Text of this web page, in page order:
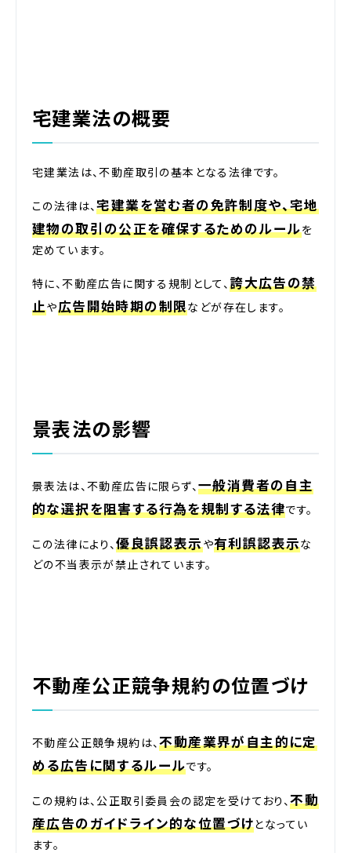
宅建業法の概要
宅建業法は、不動産取引の基本となる法律です。
この法律は、宅建業を営む者の免許制度や、宅地
建物の取引の公正を確保するためのルールを
定めています。
特に、不動産広告に関する規制として、誇大広告の禁
止や広告開始時期の制限などが存在します。
景表法の影響
景表法は、不動産広告に限らず、 一般消費者の自主
的な選択を阻害する行為を規制する法律です。
この法律により、優良誤認表示や有利誤認表示な
どの不当表示が禁止されています。
不動産公正競争規約の位置づけ
不動産公正競争規約は、不動産業界が自主的に定
める広告に関するルールです。
この規約は、公正取引委員会の認定を受けており、不動
産広告のガイドライン的な位置づけとなってい
ます。